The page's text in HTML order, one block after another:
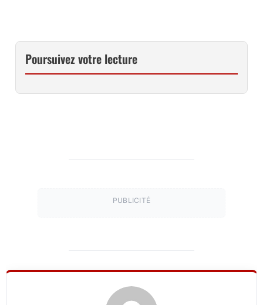
Poursuivez votre lecture
PUBLICITÉ